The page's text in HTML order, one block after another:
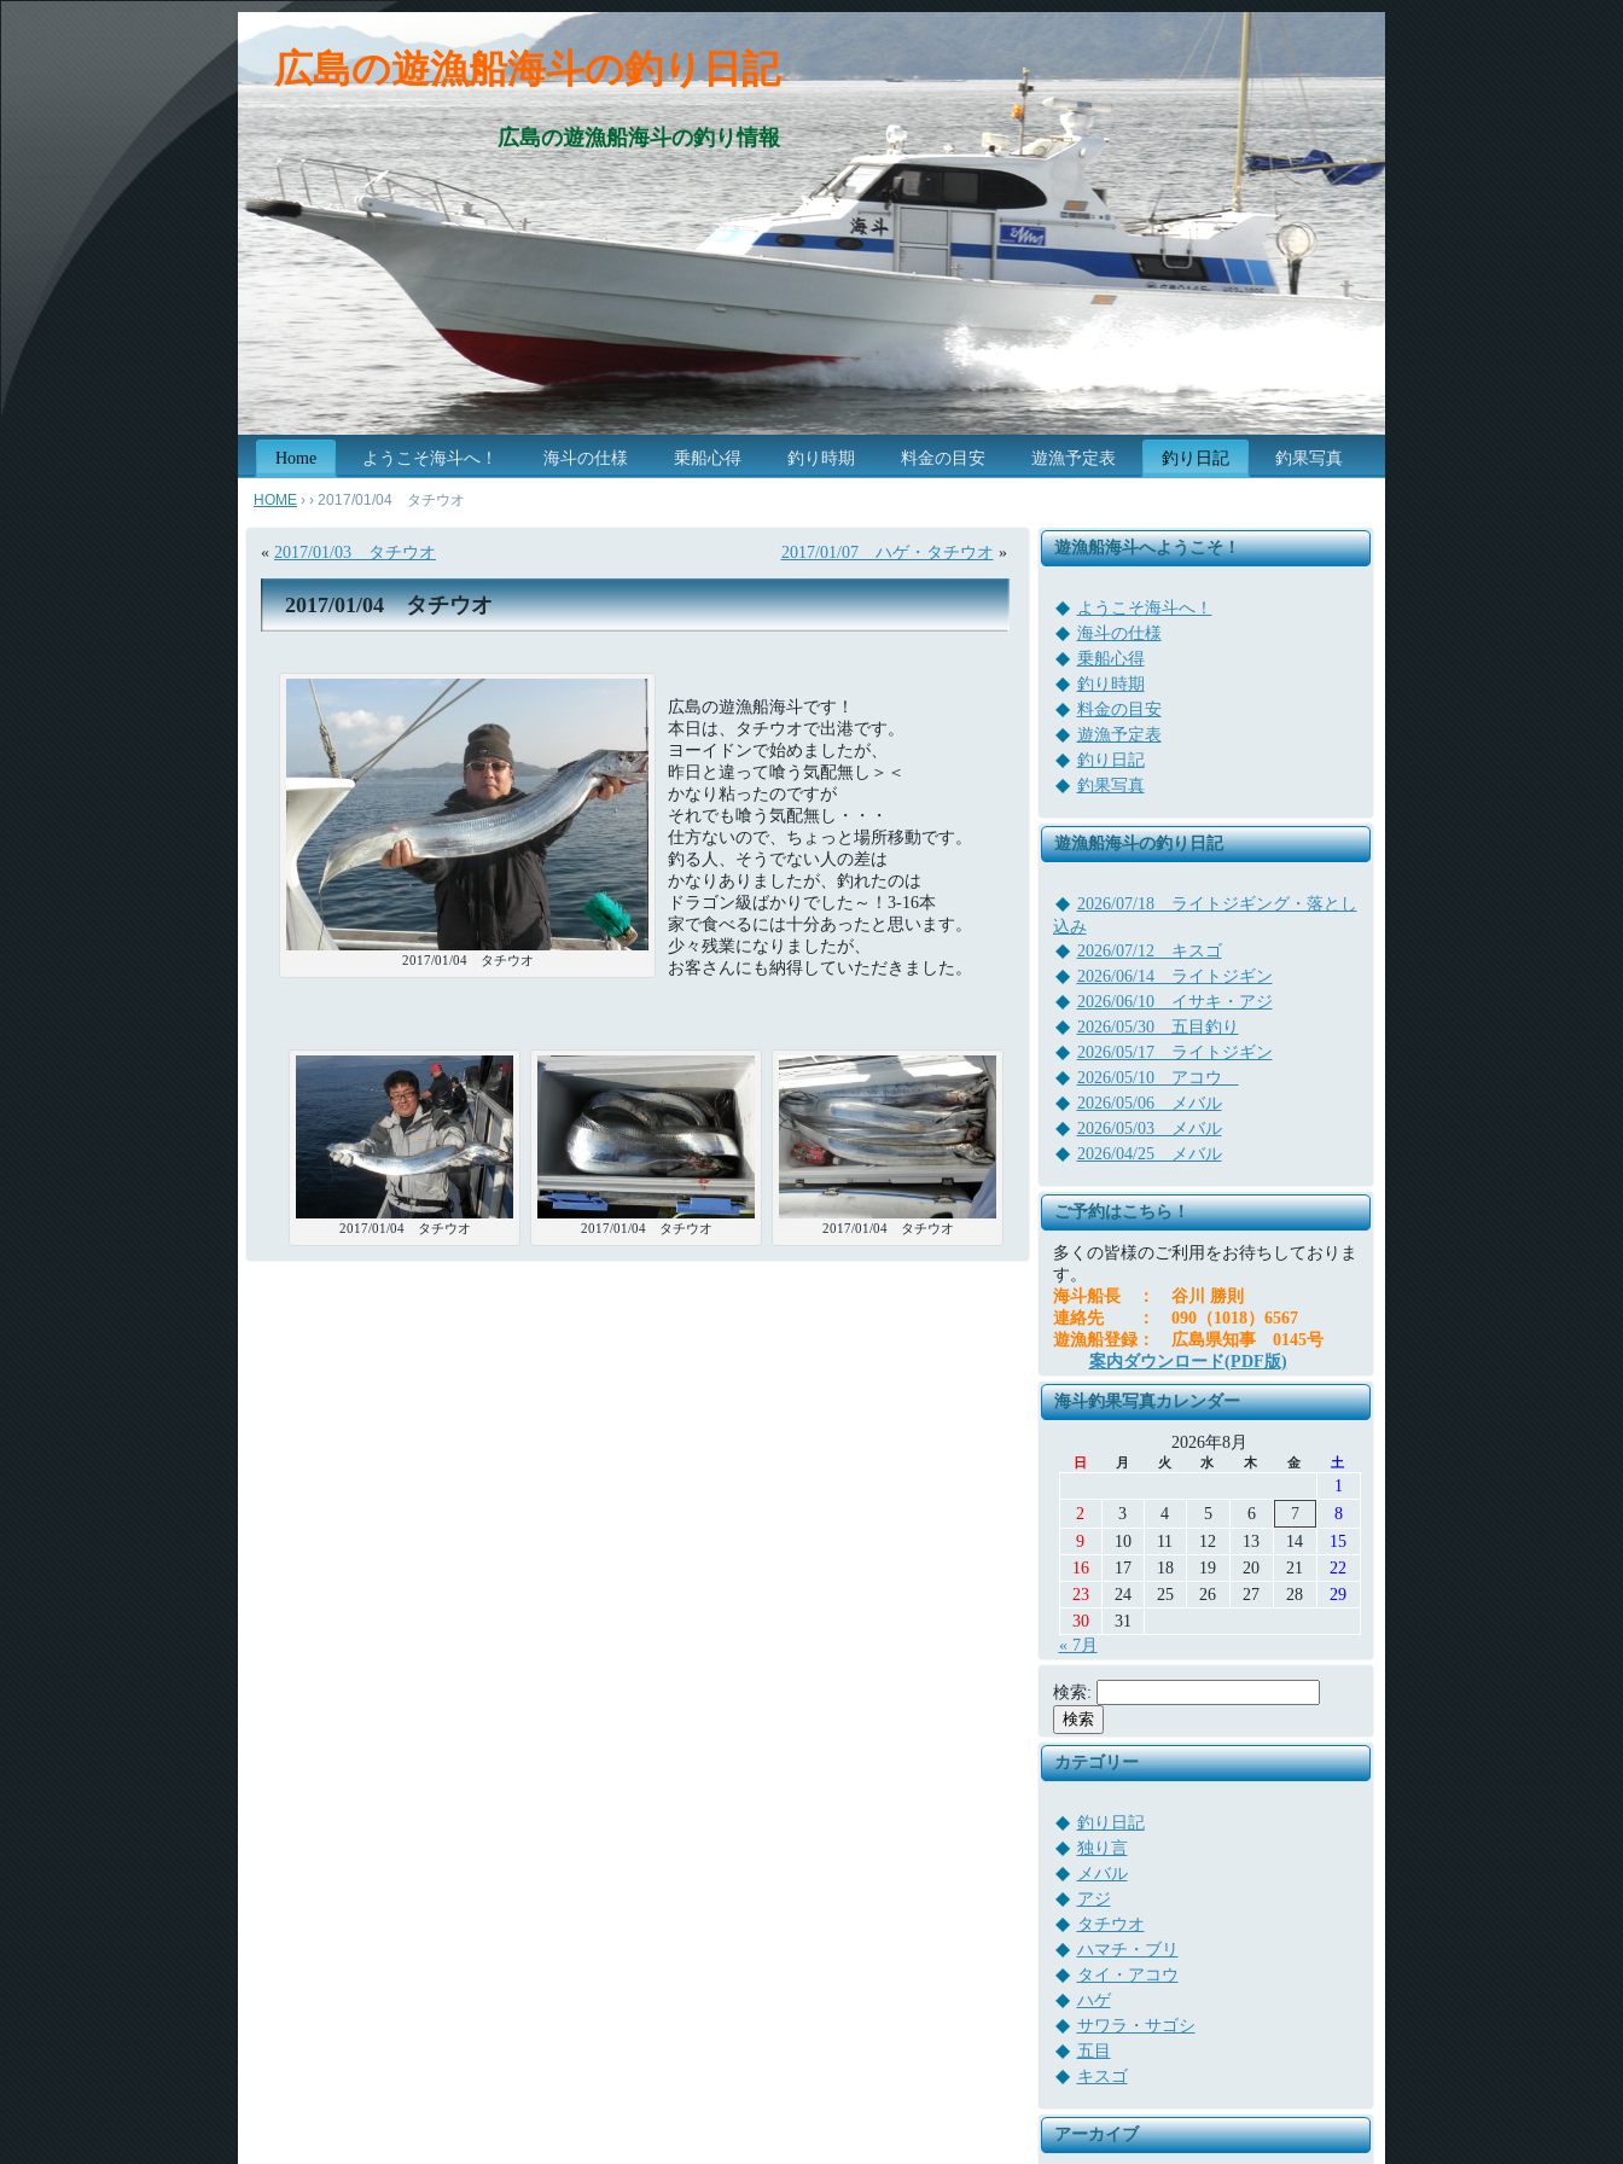
広島の遊漁船海斗の釣り日記
広島の遊漁船海斗の釣り情報
Home ようこそ海斗へ！ 海斗の仕様 乗船心得 釣り時期 料金の目安 遊漁予定表 釣り日記 釣果写真
HOME › › 2017/01/04 タチウオ
« 2017/01/03 タチウオ 2017/01/07 ハゲ・タチウオ »
2017/01/04 タチウオ
2017/01/04 タチウオ
広島の遊漁船海斗です！
本日は、タチウオで出港です。
ヨーイドンで始めましたが、
昨日と違って喰う気配無し＞＜
かなり粘ったのですが
それでも喰う気配無し・・・
仕方ないので、ちょっと場所移動です。
釣る人、そうでない人の差は
かなりありましたが、釣れたのは
ドラゴン級ばかりでした～！3-16本
家で食べるには十分あったと思います。
少々残業になりましたが、
お客さんにも納得していただきました。
2017/01/04 タチウオ 2017/01/04 タチウオ 2017/01/04 タチウオ
遊漁船海斗へようこそ！
ようこそ海斗へ！
海斗の仕様
乗船心得
釣り時期
料金の目安
遊漁予定表
釣り日記
釣果写真
遊漁船海斗の釣り日記
2026/07/18 ライトジギング・落とし
込み
2026/07/12 キスゴ
2026/06/14 ライトジギン
2026/06/10 イサキ・アジ
2026/05/30 五目釣り
2026/05/17 ライトジギン
2026/05/10 アコウ
2026/05/06 メバル
2026/05/03 メバル
2026/04/25 メバル
ご予約はこちら！
多くの皆様のご利用をお待ちしておりま
す。
海斗船長
：
谷川 勝則
連絡先
：
090（1018）6567
遊漁船登録：
広島県知事 0145号
案内ダウンロード(PDF版)
海斗釣果写真カレンダー
2026年8月
日 月 火 水 木 金 土
« 7月
1
2
3 4 5 6 7
8
9
10 11 12 13 14
15
16
17 18 19 20 21
22
23
24 25 26 27 28
29
30
31
検索:
カテゴリー
釣り日記
独り言
メバル
アジ
タチウオ
ハマチ・ブリ
タイ・アコウ
ハゲ
サワラ・サゴシ
五目
キスゴ
アーカイブ